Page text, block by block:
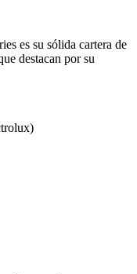
es su sólida cartera de
destacan por su